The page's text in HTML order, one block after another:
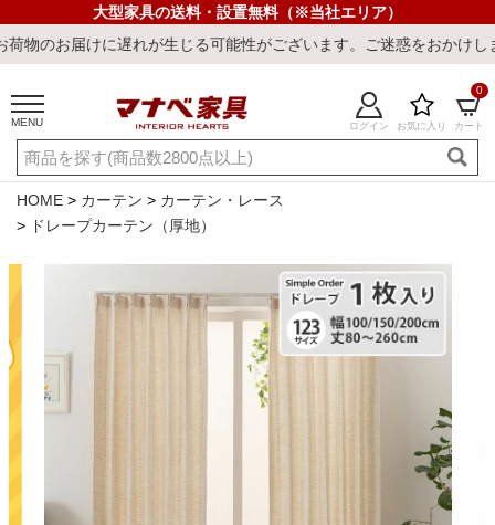
大型家具の送料・設置無料（※当社エリア）
遅れが生じる可能性がございます。ご迷惑をおかけしまして誠に
MENU ログイン お気に入り カート
0
ご利用ガイド 新規会員登録
店舗一覧 閲覧履歴
よくある質問
キーワード・商品番号で探す
ワークデスク ウィルトンラ
HOME カーテン
カーテン・レース
ドレープカーテン（厚地）